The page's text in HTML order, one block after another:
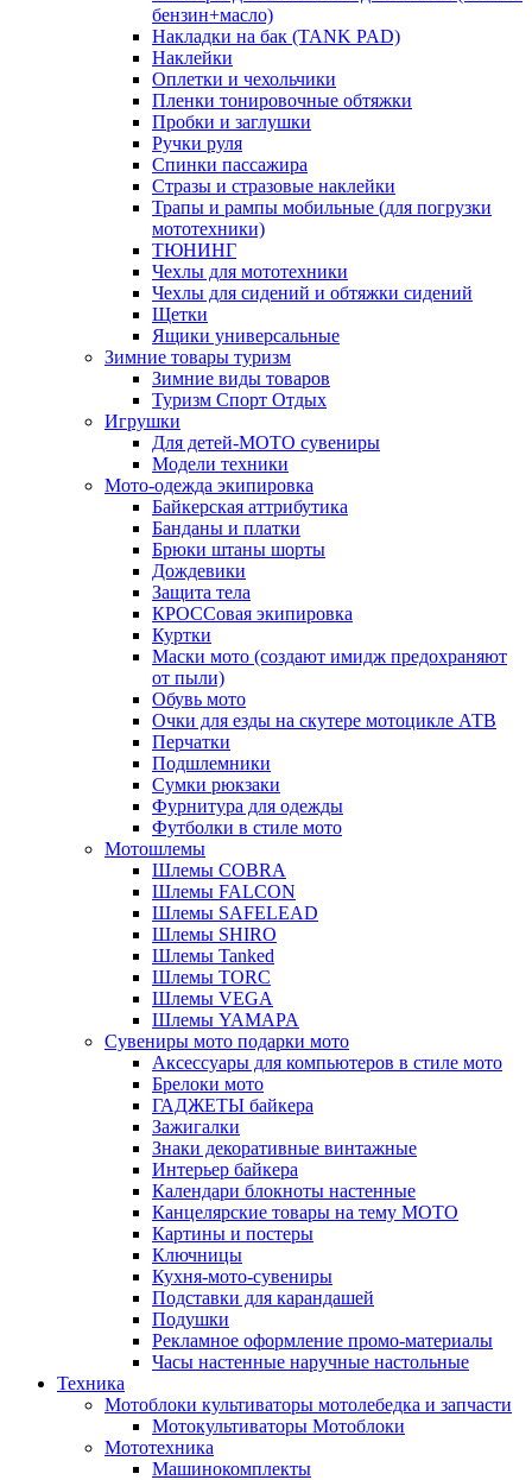
бензин+масло)
Накладки на бак (TANK PAD)
Наклейки
Оплетки и чехольчики
Пленки тонировочные обтяжки
Пробки и заглушки
Ручки руля
Спинки пассажира
Стразы и стразовые наклейки
Трапы и рампы мобильные (для погрузки
мототехники)
ТЮНИНГ
Чехлы для мототехники
Чехлы для сидений и обтяжки сидений
Щетки
Ящики универсальные
Зимние товары туризм
Зимние виды товаров
Туризм Спорт Отдых
Игрушки
Для детей-МОТО сувениры
Модели техники
Мото-одежда экипировка
Байкерская аттрибутика
Банданы и платки
Брюки штаны шорты
Дождевики
Защита тела
КРОССовая экипировка
Куртки
Маски мото (создают имидж предохраняют
от пыли)
Обувь мото
Очки для езды на скутере мотоцикле АТВ
Перчатки
Подшлемники
Сумки рюкзаки
Фурнитура для одежды
Футболки в стиле мото
Мотошлемы
Шлемы COBRA
Шлемы FALCON
Шлемы SAFELEAD
Шлемы SHIRO
Шлемы Tanked
Шлемы TORC
Шлемы VEGA
Шлемы YAMAPA
Сувениры мото подарки мото
Аксессуары для компьютеров в стиле мото
Брелоки мото
ГАДЖЕТЫ байкера
Зажигалки
Знаки декоративные винтажные
Интерьер байкера
Календари блокноты настенные
Канцелярские товары на тему МОТО
Картины и постеры
Ключницы
Кухня-мото-сувениры
Подставки для карандашей
Подушки
Рекламное оформление промо-материалы
Часы настенные наручные настольные
Техника
Мотоблоки культиваторы мотолебедка и запчасти
Мотокультиваторы Мотоблоки
Мототехника
Машинокомплекты